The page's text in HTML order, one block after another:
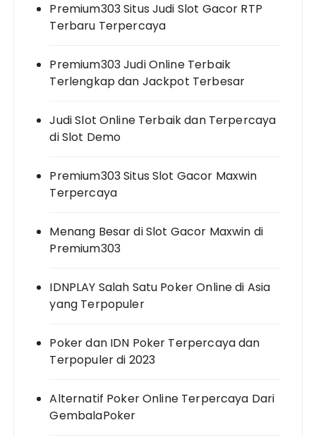
Premium303 Situs Judi Slot Gacor RTP
Terbaru Terpercaya
Premium303 Judi Online Terbaik
Terlengkap dan Jackpot Terbesar
Judi Slot Online Terbaik dan Terpercaya
di Slot Demo
Premium303 Situs Slot Gacor Maxwin
Terpercaya
Menang Besar di Slot Gacor Maxwin di
Premium303
IDNPLAY Salah Satu Poker Online di Asia
yang Terpopuler
Poker dan IDN Poker Terpercaya dan
Terpopuler di 2023
Alternatif Poker Online Terpercaya Dari
GembalaPoker